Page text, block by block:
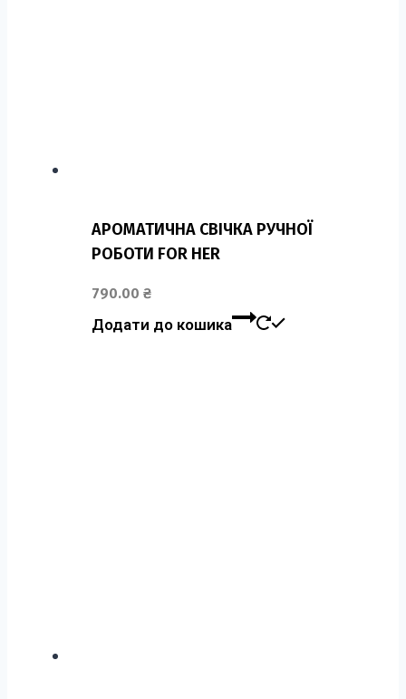
АРОМАТИЧНА СВІЧКА РУЧНОЇ
РОБОТИ FOR HER
790.00 ₴
Додати до кошика